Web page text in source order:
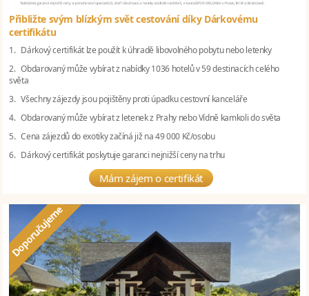
Přibližte svým blízkým svět cestování díky Dárkovému
certifikátu
1. Dárkový certifikát lze použít k úhradě libovolného pobytu nebo letenky
2. Obdarovaný může vybírat z nabídky 1036 hotelů v 59 destinacích celého
světa
3. Všechny zájezdy jsou pojištěny proti úpadku cestovní kanceláře
4. Obdarovaný může vybírat z letenek z Prahy nebo Vídně kamkoli do světa
5. Cena zájezdů do exotiky začíná již na 49 000 Kč/osobu
6. Dárkový certifikát poskytuje garanci nejnižší ceny na trhu
Mám zájem o certifikát